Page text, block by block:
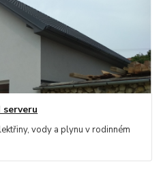
vody a plynu v rodinném